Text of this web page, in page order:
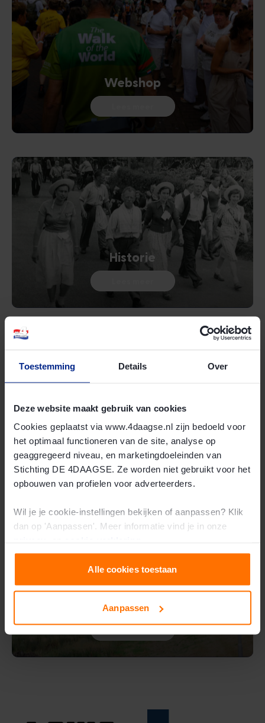
Toestemming Details Over
Deze website maakt gebruik van cookies
Cookies geplaatst via www.4daagse.nl zijn bedoeld voor
het optimaal functioneren van de site, analyse op
geaggregeerd niveau, en marketingdoeleinden van
Stichting DE 4DAAGSE. Ze worden niet gebruikt voor het
opbouwen van profielen voor adverteerders.
Wil je je cookie-instellingen bekijken of aanpassen? Klik
dan op 'Aanpassen'. Meer informatie vind je in onze
Alle cookies toestaan
Aanpassen
Webshop
Historie
4Daagse in cijfers
Lees meer
Laatste nieuws